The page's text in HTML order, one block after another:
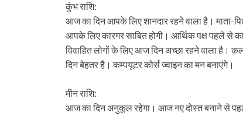
कुंभ राशि:
आज का दिन आपके लिए शानदार रहने वाला है। माता-
आपके लिए कारगर साबित होगी। आर्थिक पक्ष पहले से
विवाहित लोगों के लिए आज दिन अच्छा रहने वाला
दिन बेहतर है। कम्पयूटर कोर्स ज्वाइन का मन बनाएंगे।
मीन राशि:
आज का दिन अनुकूल रहेगा। आज नए दोस्त बनाने से पहले